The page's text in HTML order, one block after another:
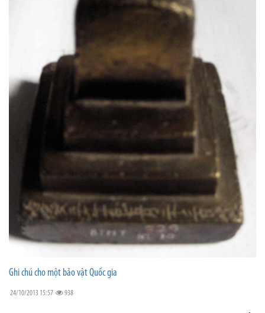
Ghi chú cho một bảo vật Quốc gia
24/10/2013 15:57 938